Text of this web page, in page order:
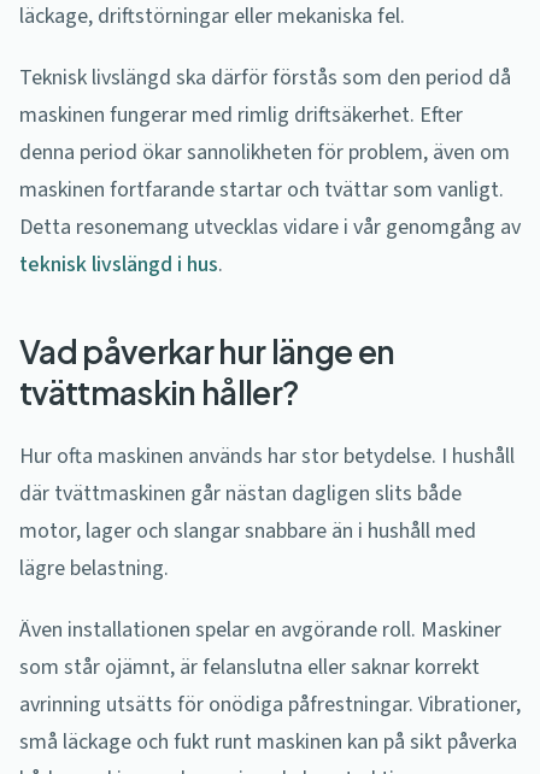
läckage, driftstörningar eller mekaniska fel.
Teknisk livslängd ska därför förstås som den period då
maskinen fungerar med rimlig driftsäkerhet. Efter
denna period ökar sannolikheten för problem, även om
maskinen fortfarande startar och tvättar som vanligt.
Detta resonemang utvecklas vidare i vår genomgång av
teknisk livslängd i hus.
Vad påverkar hur länge en
tvättmaskin håller?
Hur ofta maskinen används har stor betydelse. I hushåll
där tvättmaskinen går nästan dagligen slits både
motor, lager och slangar snabbare än i hushåll med
lägre belastning.
Även installationen spelar en avgörande roll. Maskiner
som står ojämnt, är felanslutna eller saknar korrekt
avrinning utsätts för onödiga påfrestningar. Vibrationer,
små läckage och fukt runt maskinen kan på sikt påverka